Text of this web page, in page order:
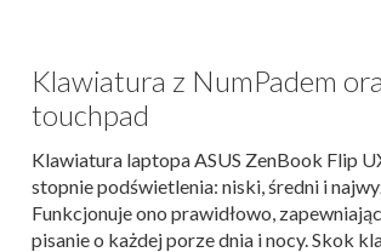
Klawiatura z NumPadem
touchpad
Klawiatura laptopa ASUS ZenBook Flip
stopnie podświetlenia: niski, średni i
Funkcjonuje ono prawidłowo,
pisanie o każdej porze dnia i nocy. Skok